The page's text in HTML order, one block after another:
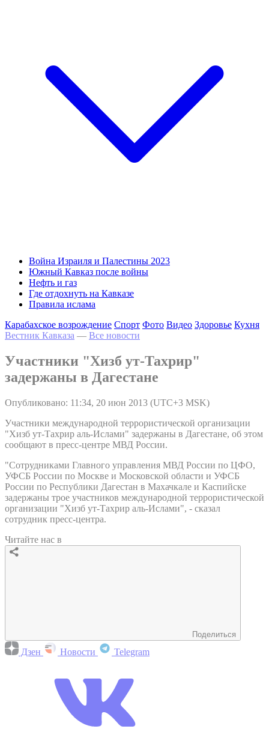
Война Израиля и Палестины 2023
Южный Кавказ после войны
Нефть и газ
Где отдохнуть на Кавказе
Правила ислама
Карабахское возрождение Спорт Фото Видео Здоровье Кухня
Вестник Кавказа — Все новости
Участники "Хизб ут-Тахрир"
задержаны в Дагестане
Опубликовано: 11:34, 20 июн 2013 (UTC+3 MSK)
Участники международной террористической организации
"Хизб ут-Тахрир аль-Ислами" задержаны в Дагестане, об этом
сообщают в пресс-центре МВД России.
"Сотрудниками Главного управления МВД России по ЦФО,
УФСБ России по Москве и Московской области и УФСБ
России по Республики Дагестан в Махачкале и Каспийске
задержаны трое участников международной террористической
организации "Хизб ут-Тахрир аль-Ислами", - сказал
сотрудник пресс-центра.
Читайте нас в
Поделиться
Дзен Новости Telegram